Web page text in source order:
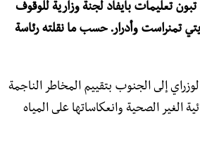
تعليمات بايفاد لجنة وزارية للوقوف
تمنراست وأدرار. حسب ما نقلته رئاسة
إلى الجنوب بتقييم المخاطر الناجمة
الغير الصحية وانعكاساتها على المياه